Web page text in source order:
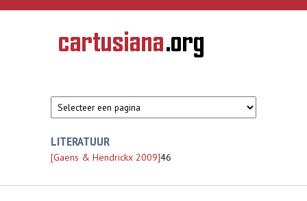
Overslaan en naar de inhoud gaan
CARTUSIANA
Geschiedenis
van de
LITERATUUR
[Gaens & Hendrickx 2009]46